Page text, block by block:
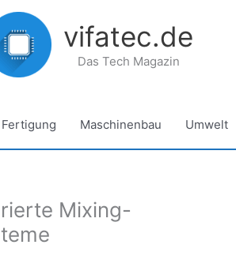
vifatec.de
Das Tech Magazin
Fertigung Maschinenbau Umwelt
Mixing-